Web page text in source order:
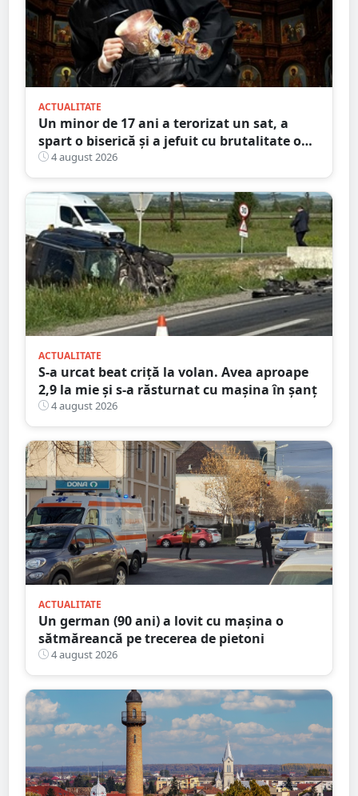
ACTUALITATE
Un minor de 17 ani a terorizat un sat, a
spart o biserică și a jefuit cu brutalitate o
bătrână de 80 de ani
4 august 2026
ACTUALITATE
S-a urcat beat criță la volan. Avea aproape
2,9 la mie și s-a răsturnat cu mașina în șanț
4 august 2026
ACTUALITATE
Un german (90 ani) a lovit cu mașina o
sătmăreancă pe trecerea de pietoni
4 august 2026